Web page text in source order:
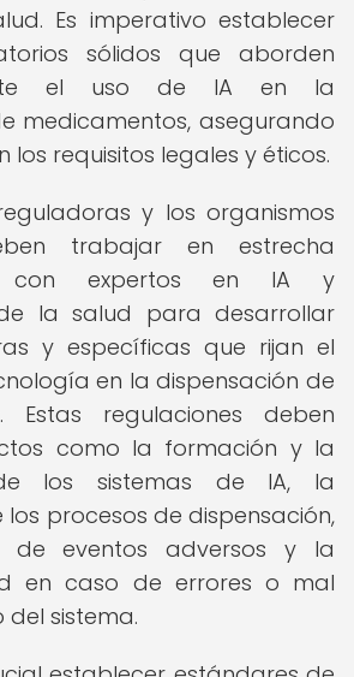
Es imperativo establecer
sólidos que aborden
el uso de IA en la
medicamentos, asegurando
los requisitos legales y éticos.
y los organismos
trabajar en estrecha
con expertos en IA y
la salud para desarrollar
y específicas que rijan el
en la dispensación de
Estas regulaciones deben
como la formación y la
los sistemas de IA, la
procesos de dispensación,
de eventos adversos y la
en caso de errores o mal
sistema.